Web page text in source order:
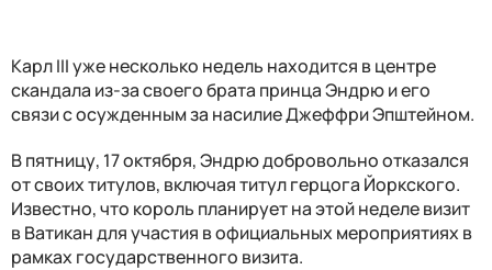
Карл III уже несколько недель находится в центре
скандала из-за своего брата принца Эндрю и его
связи с осужденным за насилие Джеффри Эпштейном.
В пятницу, 17 октября, Эндрю добровольно отказался
от своих титулов, включая титул герцога Йоркского.
Известно, что король планирует на этой неделе визит
в Ватикан для участия в официальных мероприятиях в
рамках государственного визита.